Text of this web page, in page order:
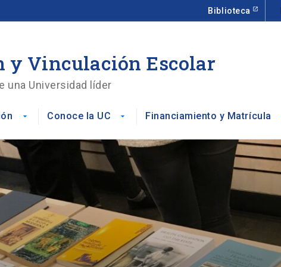
Biblioteca
y Vinculación Escolar
una Universidad líder
arrow_drop_down Conoce la UC arrow_drop_down Financiamiento y Matrícula